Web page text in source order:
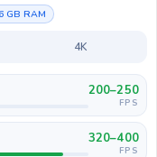
GB RAM
4K
200–250
FPS
320–400
FPS